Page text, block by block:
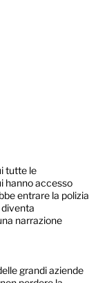
tutte le
hanno accesso
entrare la polizia
narrazione
grandi aziende